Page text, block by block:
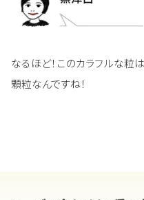
なるほど！このカラフルな
顆粒なんですね！